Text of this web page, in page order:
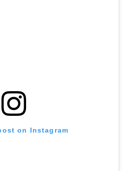
on Instagram